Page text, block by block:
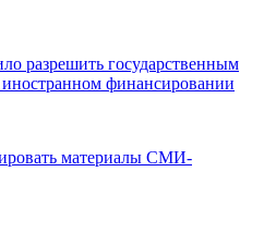
разрешить государственным
финансировании
материалы СМИ-